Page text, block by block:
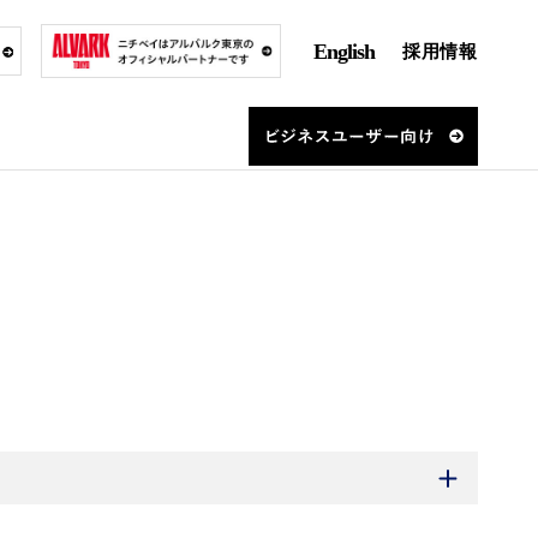
English 採用情報